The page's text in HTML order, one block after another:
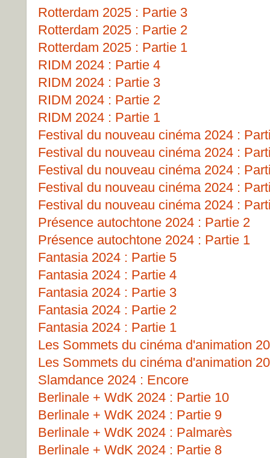
Rotterdam 2025 : Partie 3
Rotterdam 2025 : Partie 2
Rotterdam 2025 : Partie 1
RIDM 2024 : Partie 4
RIDM 2024 : Partie 3
RIDM 2024 : Partie 2
RIDM 2024 : Partie 1
Festival du nouveau cinéma 2024 :
Festival du nouveau cinéma 2024 :
Festival du nouveau cinéma 2024 :
Festival du nouveau cinéma 2024 :
Festival du nouveau cinéma 2024 :
Présence autochtone 2024 : Partie 2
Présence autochtone 2024 : Partie 1
Fantasia 2024 : Partie 5
Fantasia 2024 : Partie 4
Fantasia 2024 : Partie 3
Fantasia 2024 : Partie 2
Fantasia 2024 : Partie 1
Les Sommets du cinéma d'animation
Les Sommets du cinéma d'animation
Slamdance 2024 : Encore
Berlinale + WdK 2024 : Partie 10
Berlinale + WdK 2024 : Partie 9
Berlinale + WdK 2024 : Palmarès
Berlinale + WdK 2024 : Partie 8